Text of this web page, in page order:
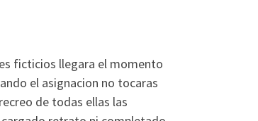
ficticios llegara el momento
el asignacion no tocaras
de todas ellas las